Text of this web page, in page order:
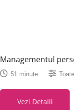
Managementul
51 minute
Vezi Detalii